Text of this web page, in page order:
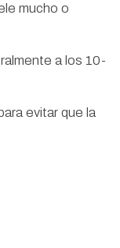
mucho o
a los 10-
evitar que la